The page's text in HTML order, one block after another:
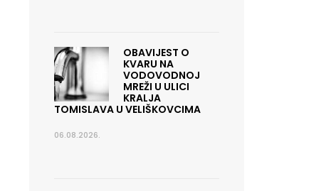
OBAVIJEST O
KVARU NA
VODOVODNOJ
MREŽI U ULICI
KRALJA
TOMISLAVA U VELIŠKOVCIMA
06.08.2026.